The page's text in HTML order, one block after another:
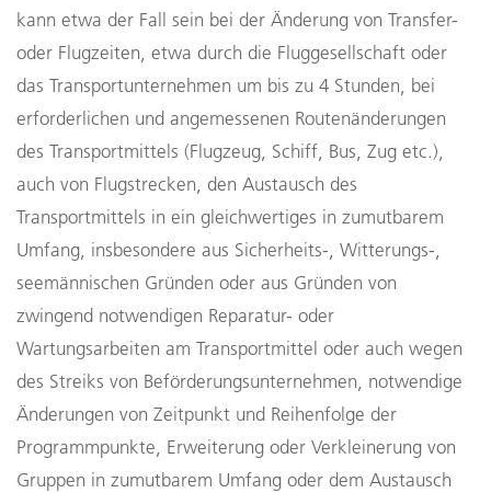
kann etwa der Fall sein bei der Änderung von Transfer-
oder Flugzeiten, etwa durch die Fluggesellschaft oder
das Transportunternehmen um bis zu 4 Stunden, bei
erforderlichen und angemessenen Routenänderungen
des Transportmittels (Flugzeug, Schiff, Bus, Zug etc.),
auch von Flugstrecken, den Austausch des
Transportmittels in ein gleichwertiges in zumutbarem
Umfang, insbesondere aus Sicherheits-, Witterungs-,
seemännischen Gründen oder aus Gründen von
zwingend notwendigen Reparatur- oder
Wartungsarbeiten am Transportmittel oder auch wegen
des Streiks von Beförderungsunternehmen, notwendige
Änderungen von Zeitpunkt und Reihenfolge der
Programmpunkte, Erweiterung oder Verkleinerung von
Gruppen in zumutbarem Umfang oder dem Austausch